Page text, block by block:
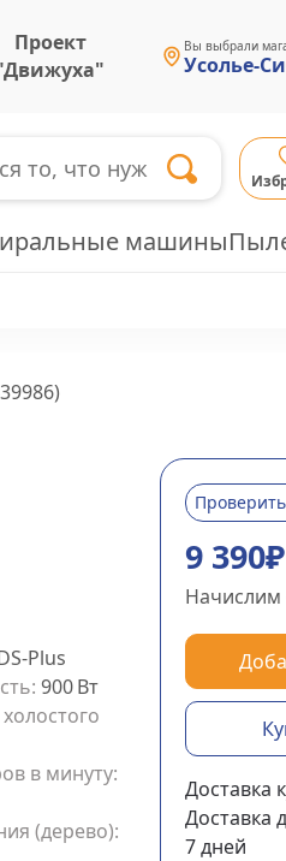
Проект
Вы выбрали
Усолье-
машины
)
9 390₽
Начислим
Доставка
Доставка
7дней
Plus
: 900Вт
в минуту:
(дерево):